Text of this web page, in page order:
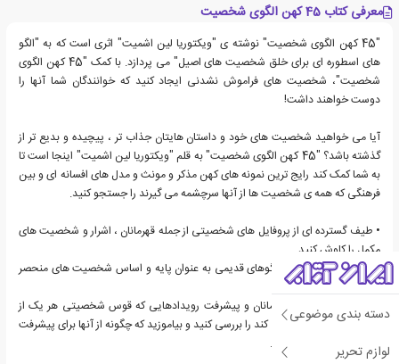
دسته بندی موضوعی
لوازم تحریر
معرفی کتاب 45 کهن الگوی شخصیت
"45 کهن الگوی شخصیت" نوشته ی "ویکتوریا لین اشمیت" اثری است که به "الگو
های اسطوره ای برای خلق شخصیت های اصیل" می پردازد. با کمک "45 کهن الگوی
شخصیت"، شخصیت های فراموش نشدنی ایجاد کنید که خوانندگان شما آنها را
دوست خواهند داشت!
آیا می خواهید شخصیت های خود و داستان هایتان جذاب تر ، پیچیده و بدیع تر از
گذشته باشد؟ "45 کهن الگوی شخصیت" به قلم "ویکتوریا لین اشمیت" اینجا است تا
به شما کمک کند رایج ترین نمونه های کهن مذکر و مونث و مدل های افسانه ای و بین
فرهنگی که همه ی شخصیت ها از آنها سرچشمه می گیرند را جستجو کنید.
• طیف گسترده ای از پروفایل های شخصیتی از جمله قهرمانان ، اشرار و شخصیت های
مکمل را کاوش کنید.
• بیاموزید که چگونه از الگوهای قدیمی به عنوان پایه و اساس شخصیت های منحصر
به فرد خود استفاده کنید.
• سفرهای افسانه ای قهرمانان و پیشرفت رویدادهایی که قوس شخصیتی هر یک از
کهن الگوها در آن رشد می کند را بررسی کنید و بیاموزید که چگونه از آنها برای پیشرفت
داستان خود استفاده کنید.